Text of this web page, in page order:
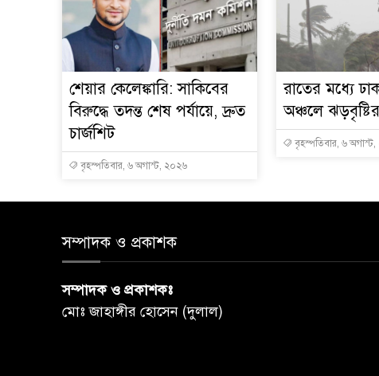
শেয়ার কেলেঙ্কারি: সাকিবের
বিরুদ্ধে তদন্ত শেষ পর্যায়ে, দ্রুত
চার্জশিট
বৃহস্পতিবার, ৬ অগাস্ট, ২০২৬
রাতের মধ্যে
অঞ্চলে
বৃহস্পতিবার, ৬
সম্পাদক ও প্রকাশক
সম্পাদক ও প্রকাশকঃ
মোঃ জাহাঙ্গীর হোসেন (দুলাল)